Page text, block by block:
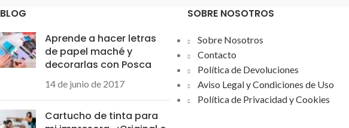
manualidades..etc. No tóxico. Colores
brillantes. Ancho de trazo: 2,5mm
manualidades..etc. No tóxico. Colores
BLOG
Aprende a hacer letras
de papel maché y
decorarlas con Posca
14 de junio de 2017
Cartucho de tinta para
SOBRE NOSOTROS
Sobre Nosotros
Contacto
Política de Devoluciones
Aviso Legal y Condiciones de Uso
Política de Privacidad y Cookies